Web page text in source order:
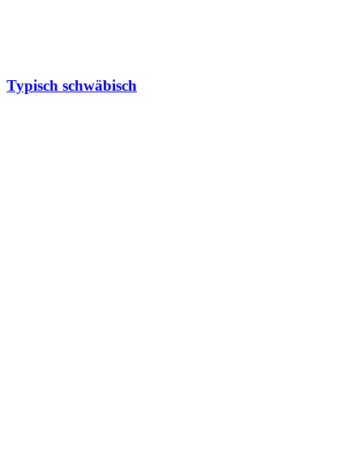
Typisch schwäbisch